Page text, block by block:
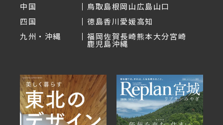
中国
鳥取島根岡山広島山口
四国
徳島香川愛媛高知
九州・沖縄
福岡佐賀長崎熊本大分宮崎
鹿児島沖縄